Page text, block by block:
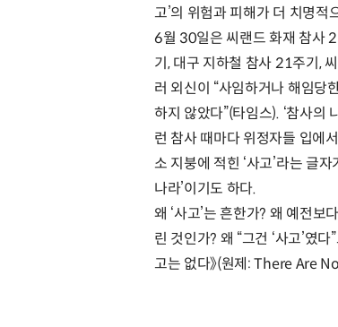
고’의 위험과 피해가 더 치명적
6월 30일은 씨랜드 화재 참사
기, 대구 지하철 참사 21주기,
러 외신이 “사임하거나 해임당
하지 않았다”(타임스). ‘참사의
런 참사 때마다 위정자들 입에
소 지붕에 적힌 ‘사고’라는 글
나라’이기도 하다.
왜 ‘사고’는 흔한가? 왜 예전보
린 것인가? 왜 “그건 ‘사고’였
고는 없다》(원제: There Are